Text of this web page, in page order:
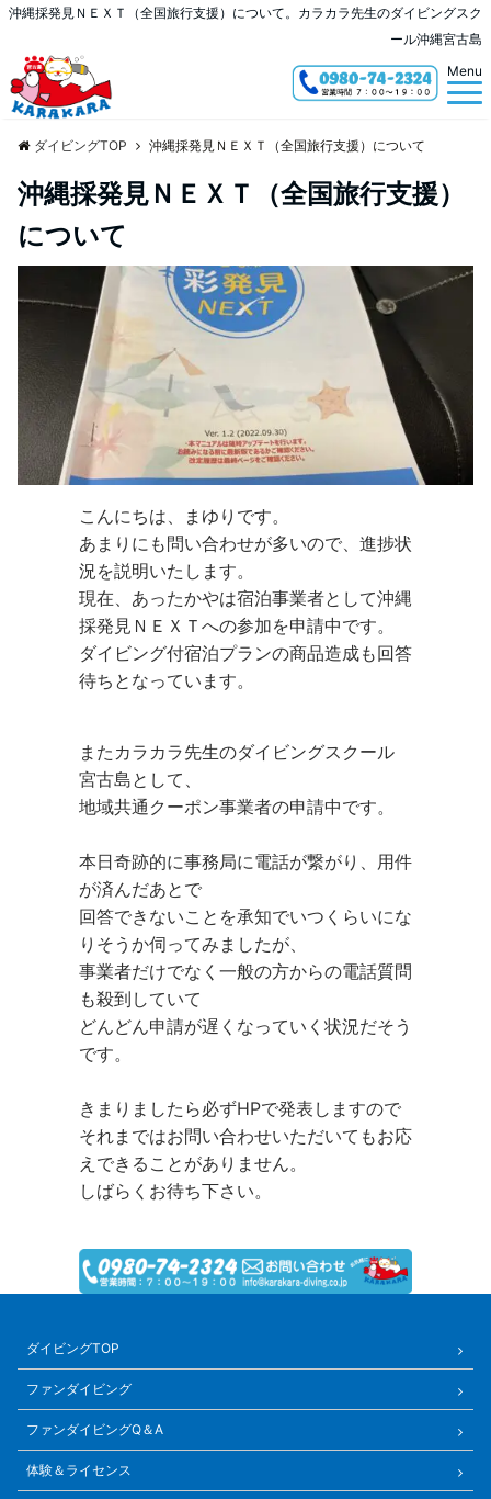
沖縄採発見ＮＥＸＴ（全国旅行支援）について。カラカラ先生のダイビングスク
ール沖縄宮古島
Menu
ダイビングTOP 沖縄採発見ＮＥＸＴ（全国旅行支援）について
沖縄採発見ＮＥＸＴ（全国旅行支援）
について
こんにちは、まゆりです。
あまりにも問い合わせが多いので、進捗状
況を説明いたします。
現在、あったかやは宿泊事業者として沖縄
採発見ＮＥＸＴへの参加を申請中です。
ダイビング付宿泊プランの商品造成も回答
待ちとなっています。
またカラカラ先生のダイビングスクール
宮古島として、
地域共通クーポン事業者の申請中です。
本日奇跡的に事務局に電話が繋がり、用件
が済んだあとで
回答できないことを承知でいつくらいにな
りそうか伺ってみましたが、
事業者だけでなく一般の方からの電話質問
も殺到していて
どんどん申請が遅くなっていく状況だそう
です。
きまりましたら必ずHPで発表しますので
それまではお問い合わせいただいてもお応
えできることがありません。
しばらくお待ち下さい。
ダイビングTOP
ファンダイビング
ファンダイビングQ＆A
体験＆ライセンス